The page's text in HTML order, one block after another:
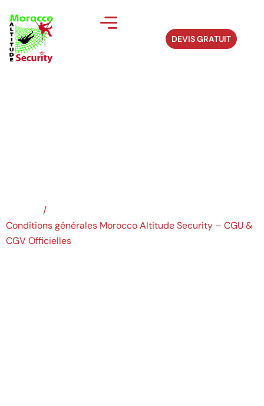
DEVIS GRATUIT
/
Conditions générales Morocco Altitude Security – CGU &
CGV Officielles